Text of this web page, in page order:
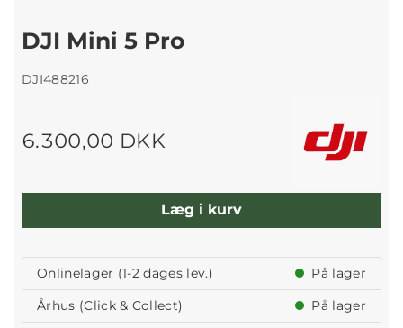
DJI Mini 5 Pro
DJI488216
6.300,00 DKK
Læg i kurv
Onlinelager (1-2 dages lev.)
På lager
Århus (Click & Collect)
På lager